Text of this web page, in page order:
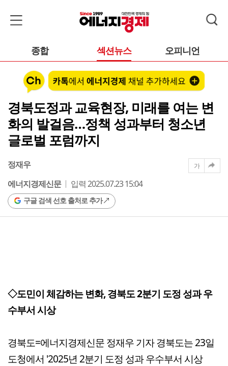
종합 섹션뉴스 오피니언
경북도정과 교육현장, 미래를 여는 변
화의 발걸음…정책 성과부터 청소년
글로벌 포럼까지
정재우
에너지경제신문
입력 2025.07.23 15:04
구글 검색 선호 출처로 추가
가
◇도민이 체감하는 변화, 경북도 2분기 도정 성과 우
수부서 시상
경북도=에너지경제신문 정재우 기자 경북도는 23일
도청에서 '2025년 2분기 도정 성과 우수부서 시상